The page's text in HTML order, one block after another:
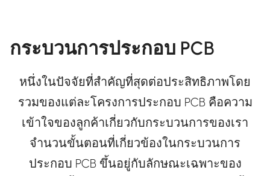
กระบวนการประกอบ PCB
หนึ่งในปัจจัยที่สำคัญที่สุดต่อประสิทธิภาพโดย
รวมของแต่ละโครงการประกอบ PCB คือความ
เข้าใจของลูกค้าเกี่ยวกับกระบวนการของเรา
จำนวนขั้นตอนที่เกี่ยวข้องในกระบวนการ
ประกอบ PCB ขึ้นอยู่กับลักษณะเฉพาะของ